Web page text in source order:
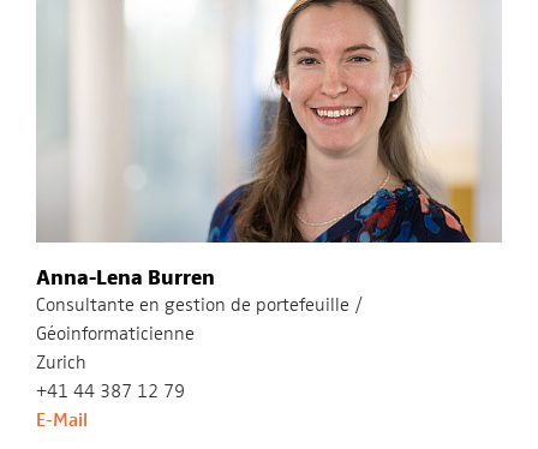
Anna-Lena Burren
Consultante en gestion de portefeuille /
Géoinformaticienne
Zurich
+41 44 387 12 79
E-Mail